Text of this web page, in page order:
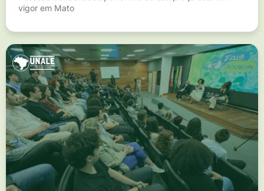
vigor em Mato